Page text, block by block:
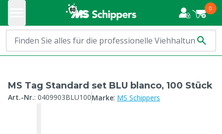
0
MS Tag Standard set BLU blanco, 100 Stück
Art.-Nr.: 0409903BLU100Marke: MS Schippers